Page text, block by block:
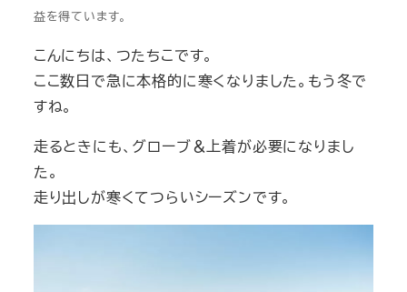
益を得ています。
こんにちは、つたちこです。
ここ数日で急に本格的に寒くなりました。もう冬で
すね。
走るときにも、グローブ＆上着が必要になりまし
た。
走り出しが寒くてつらいシーズンです。